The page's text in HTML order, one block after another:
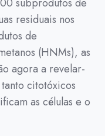
residuais nos
de
(HNMs), as
agora a revelar-
citotóxicos
as células e o